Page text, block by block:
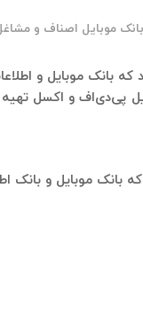
بانک موبایل اصناف و
پی‌دی‌اف و اکسل